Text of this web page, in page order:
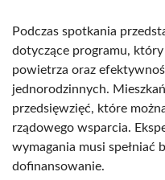
Podczas spotkania
dotyczące programu,
powietrza oraz
jednorodzinnych.
przedsięwzięć, które
rządowego wsparcia.
wymagania musi spełniać
dofinansowanie.